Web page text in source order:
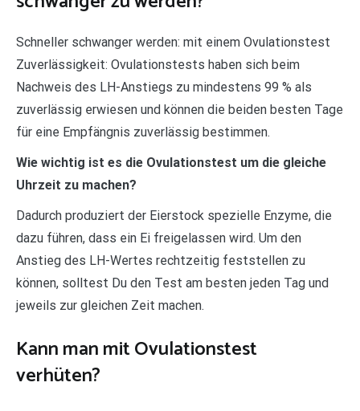
Schneller schwanger werden: mit einem Ovulationstest
Zuverlässigkeit: Ovulationstests haben sich beim
Nachweis des LH-Anstiegs zu mindestens 99 % als
zuverlässig erwiesen und können die beiden besten Tage
für eine Empfängnis zuverlässig bestimmen.
Wie wichtig ist es die Ovulationstest um die gleiche
Uhrzeit zu machen?
Dadurch produziert der Eierstock spezielle Enzyme, die
dazu führen, dass ein Ei freigelassen wird. Um den
Anstieg des LH-Wertes rechtzeitig feststellen zu
können, solltest Du den Test am besten jeden Tag und
jeweils zur gleichen Zeit machen.
Kann man mit Ovulationstest
verhüten?